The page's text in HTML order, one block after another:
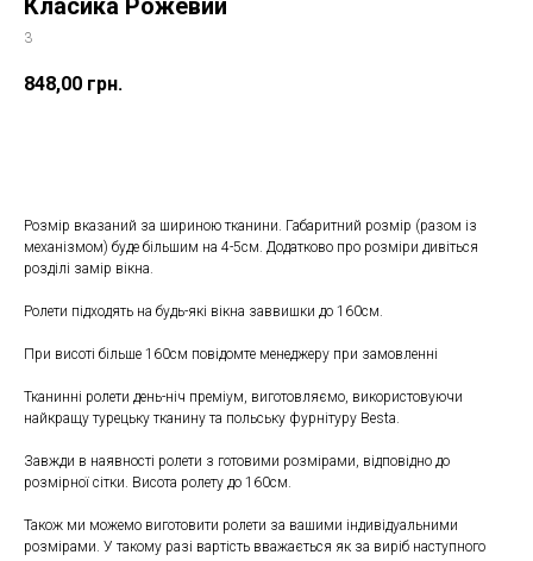
Класика Рожевий
3
848,00 грн.
Розмір вказаний за шириною тканини. Габаритний розмір (разом із
механізмом) буде більшим на 4-5см. Додатково про розміри дивіться
розділі замір вікна.
Ролети підходять на будь-які вікна заввишки до 160см.
При висоті більше 160см повідомте менеджеру при замовленні
Тканинні ролети день-ніч преміум, виготовляємо, використовуючи
найкращу турецьку тканину та польську фурнітуру Besta.
Завжди в наявності ролети з готовими розмірами, відповідно до
розмірної сітки. Висота ролету до 160см.
Також ми можемо виготовити ролети за вашими індивідуальними
розмірами. У такому разі вартість вважається як за виріб наступного